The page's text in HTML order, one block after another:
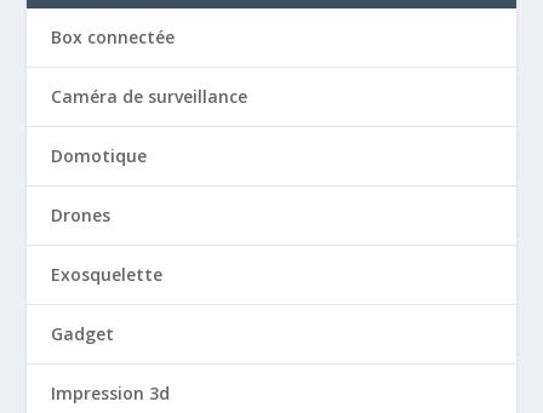
Box connectée
Caméra de surveillance
Domotique
Drones
Exosquelette
Gadget
Impression 3d